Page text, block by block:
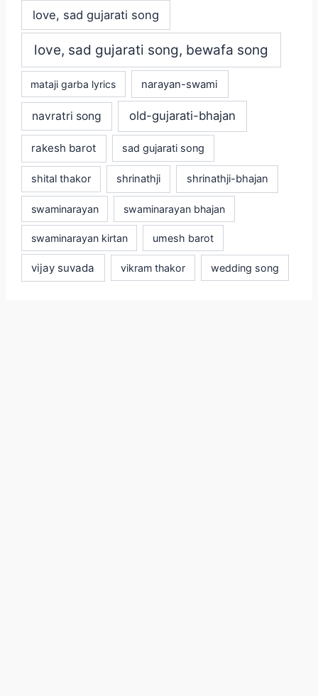
love, sad gujarati song
love, sad gujarati song, bewafa song
mataji garba lyrics narayan-swami
navratri song old-gujarati-bhajan
rakesh barot sad gujarati song
shital thakor shrinathji shrinathji-bhajan
swaminarayan swaminarayan bhajan
swaminarayan kirtan umesh barot
vijay suvada vikram thakor wedding song